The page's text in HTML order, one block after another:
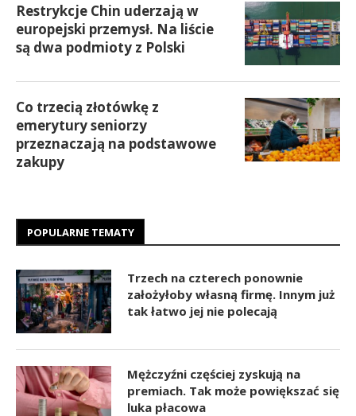
Restrykcje Chin uderzają w
europejski przemysł. Na liście
są dwa podmioty z Polski
Co trzecią złotówkę z
emerytury seniorzy
przeznaczają na podstawowe
zakupy
POPULARNE TEMATY
Trzech na czterech ponownie
założyłoby własną firmę. Innym już
tak łatwo jej nie polecają
Mężczyźni częściej zyskują na
premiach. Tak może powiększać się
luka płacowa